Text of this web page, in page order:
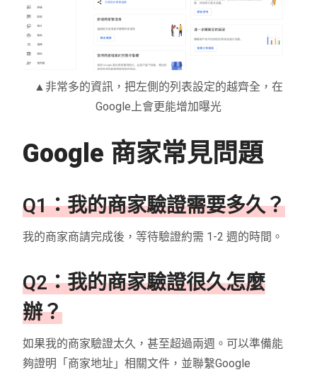
▲非常多的資訊，把左側的列表設定的越齊全，在
Google上會更能增加曝光
Google 商家常見問題
Q1：我的商家驗證需要多久？
我的商家商請完成後，等待驗證約需 1-2 週的時間。
Q2：我的商家驗證很久怎麼
辦？
如果我的商家驗證太久，甚至超過兩週。可以準備能
夠證明「商家地址」相關文件，並聯繫Google